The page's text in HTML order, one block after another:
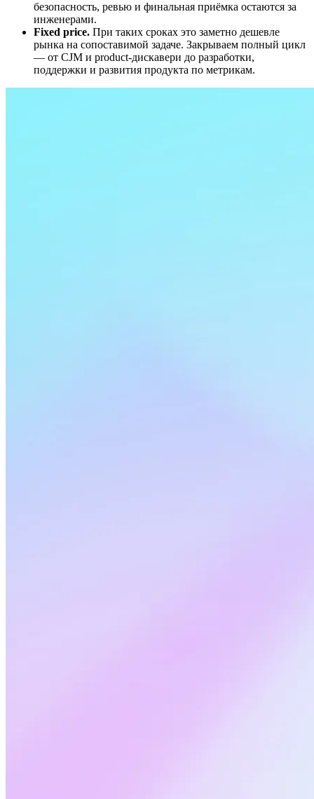
безопасность, ревью и финальная приёмка остаются за
инженерами.
Fixed price. При таких сроках это заметно дешевле
рынка на сопоставимой задаче. Закрываем полный цикл
— от CJM и product-дискавери до разработки,
поддержки и развития продукта по метрикам.